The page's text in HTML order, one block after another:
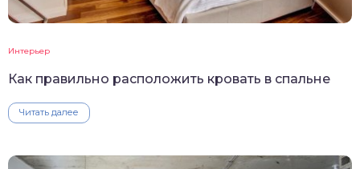
Интерьер
Как правильно расположить кровать в спальне
Читать далее